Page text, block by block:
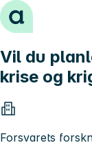
Hopp til innhold
Vil du
krise og
Forsvarets